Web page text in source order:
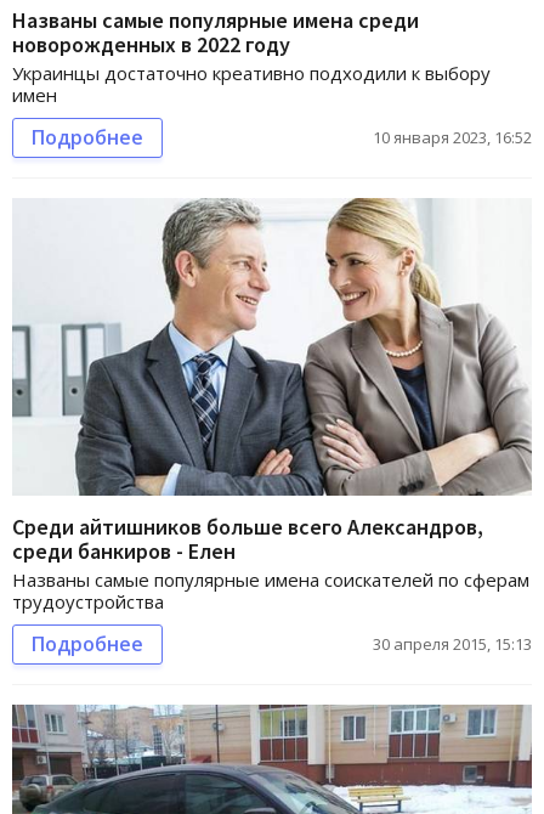
Названы самые популярные имена среди
новорожденных в 2022 году
Украинцы достаточно креативно подходили к выбору
имен
Подробнее 10 января 2023, 16:52
Среди айтишников больше всего Александров,
среди банкиров - Елен
Названы самые популярные имена соискателей по сферам
трудоустройства
Подробнее 30 апреля 2015, 15:13